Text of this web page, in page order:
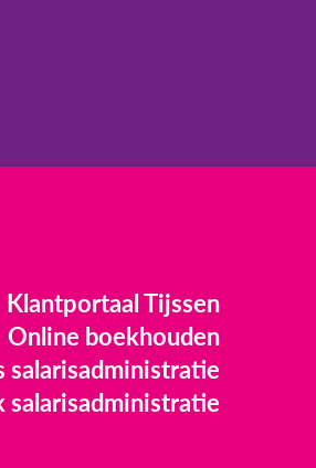
Klantportaal Tijssen
Online boekhouden
salarisadministratie
salarisadministratie